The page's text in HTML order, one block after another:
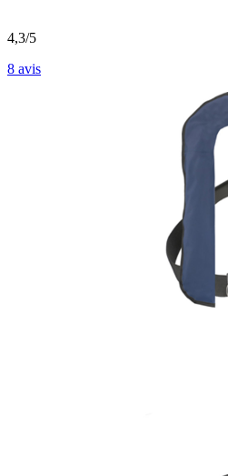
4,3/5
8 avis